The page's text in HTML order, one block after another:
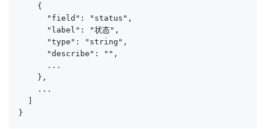
    {
      "field": "status",
      "label": "状态",
      "type": "string",
      "describe": "",
      ...
    },
    ...
}